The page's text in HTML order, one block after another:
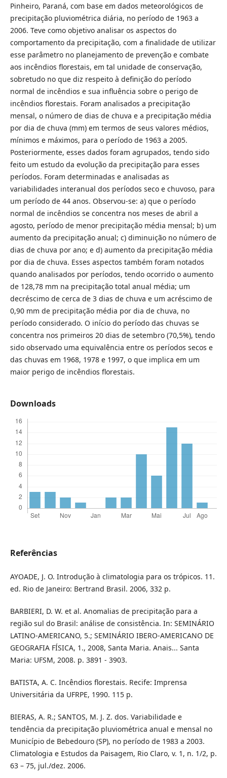
Pinheiro, Paraná, com base em dados meteorológicos de
precipitação pluviométrica diária, no período de 1963 a
2006. Teve como objetivo analisar os aspectos do
comportamento da precipitação, com a finalidade de utilizar
esse parâmetro no planejamento de prevenção e combate
aos incêndios florestais, em tal unidade de conservação,
sobretudo no que diz respeito à definição do período
normal de incêndios e sua influência sobre o perigo de
incêndios florestais. Foram analisados a precipitação
mensal, o número de dias de chuva e a precipitação média
por dia de chuva (mm) em termos de seus valores médios,
mínimos e máximos, para o período de 1963 a 2005.
Posteriormente, esses dados foram agrupados, tendo sido
feito um estudo da evolução da precipitação para esses
períodos. Foram determinadas e analisadas as
variabilidades interanual dos períodos seco e chuvoso, para
um período de 44 anos. Observou-se: a) que o período
normal de incêndios se concentra nos meses de abril a
agosto, período de menor precipitação média mensal; b) um
aumento da precipitação anual; c) diminuição no número de
dias de chuva por ano; e d) aumento da precipitação média
por dia de chuva. Esses aspectos também foram notados
quando analisados por períodos, tendo ocorrido o aumento
de 128,78 mm na precipitação total anual média; um
decréscimo de cerca de 3 dias de chuva e um acréscimo de
0,90 mm de precipitação média por dia de chuva, no
período considerado. O início do período das chuvas se
concentra nos primeiros 20 dias de setembro (70,5%), tendo
sido observado uma equivalência entre os períodos secos e
das chuvas em 1968, 1978 e 1997, o que implica em um
maior perigo de incêndios florestais.
Downloads
Referências
AYOADE, J. O. Introdução à climatologia para os trópicos. 11.
ed. Rio de Janeiro: Bertrand Brasil. 2006, 332 p.
BARBIERI, D. W. et al. Anomalias de precipitação para a
região sul do Brasil: análise de consistência. In: SEMINÁRIO
LATINO-AMERICANO, 5.; SEMINÁRIO IBERO-AMERICANO DE
GEOGRAFIA FÍSICA, 1., 2008, Santa Maria. Anais... Santa
Maria: UFSM, 2008. p. 3891 - 3903.
BATISTA, A. C. Incêndios florestais. Recife: Imprensa
Universitária da UFRPE, 1990. 115 p.
BIERAS, A. R.; SANTOS, M. J. Z. dos. Variabilidade e
tendência da precipitação pluviométrica anual e mensal no
Município de Bebedouro (SP), no período de 1983 a 2003.
Climatologia e Estudos da Paisagem, Rio Claro, v. 1, n. 1/2, p.
63 – 75, jul./dez. 2006.